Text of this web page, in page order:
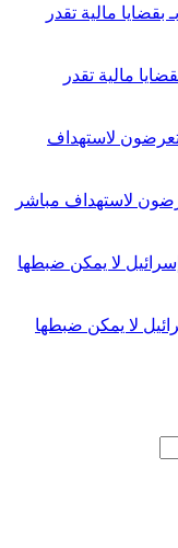
مالية تقدر
لاستهداف مباشر
لا يمكن ضبطها